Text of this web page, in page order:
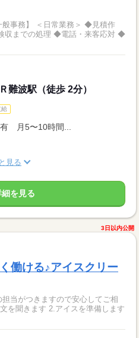
般事務】 ＜日常業務＞ ◆見積作
収までの処理 ◆電話・来客応対 ◆
難波駅（徒歩 2分）
給
月5〜10時間...
見る
を見る
3日以内公開
働ける♪アイスクリー
当がつきますので安心してご相